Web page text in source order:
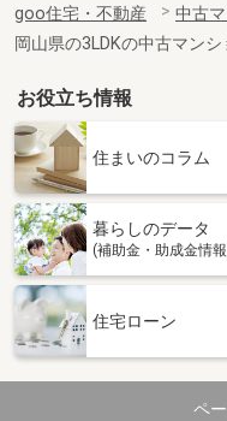
専有面積
間取り
岡山県岡山市北区西長瀬
価 格
専有面積
間取り
goo住宅・不動産 中古
岡山県の3LDKの中古マン
お役立ち情報
住まいのコラム
暮らしのデータ
(補助金・助成金情
住宅ローン
ペ